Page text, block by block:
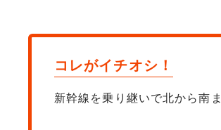
コレがイチオシ！
新幹線を乗り継いで北から南